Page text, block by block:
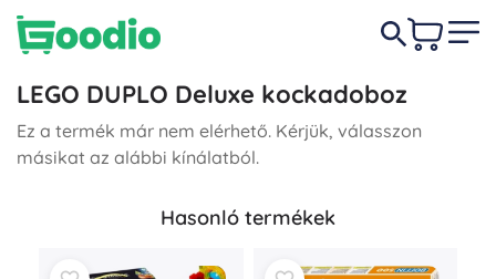
LEGO DUPLO Deluxe kockadoboz
Ez a termék már nem elérhető. Kérjük, válasszon
másikat az alábbi kínálatból.
Hasonló termékek